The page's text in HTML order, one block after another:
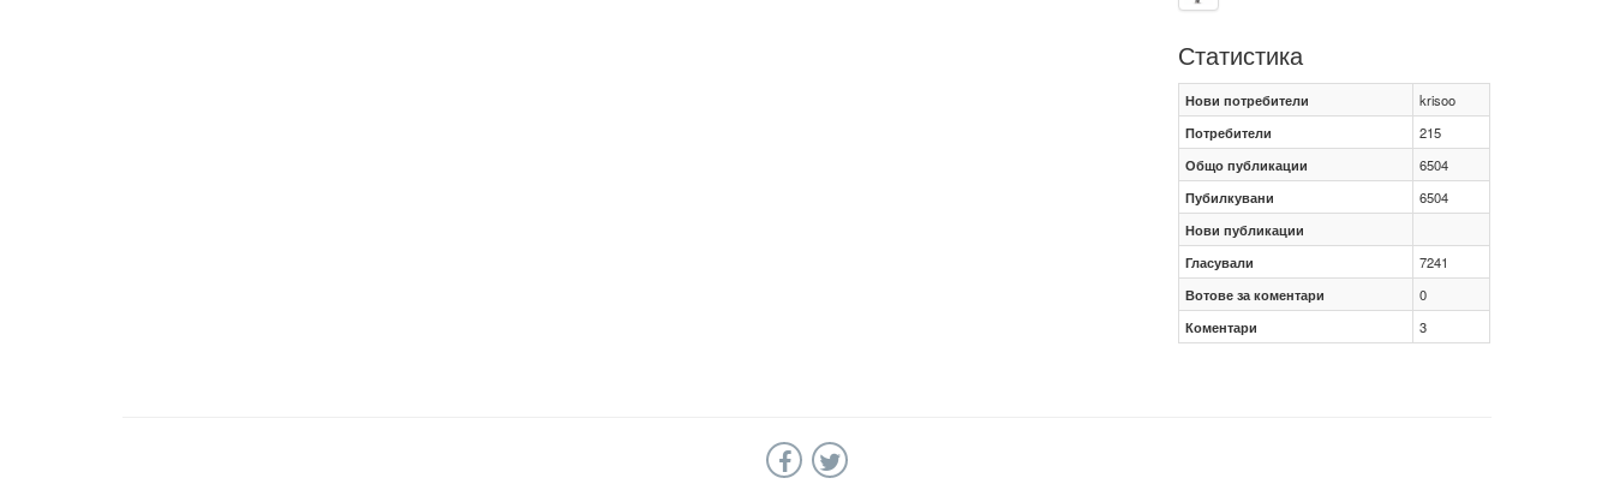
Статистика
Нови потребители
krisoo
Потребители
215
Общо публикации
6504
Пубилкувани
6504
Нови публикации
Гласували
7241
Вотове за коментари
0
Коментари
3